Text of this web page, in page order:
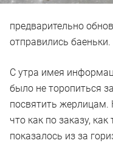
предварительно
отправились баеньки.
С утра имея
было не торопиться
посвятить жерлицам.
что как по заказу,
показалось из за